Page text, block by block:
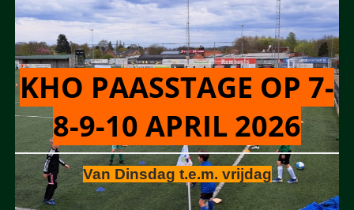
KHO PAASSTAGE OP 7-
8-9-10 APRIL 2026
Van Dinsdag t.e.m. vrijdag